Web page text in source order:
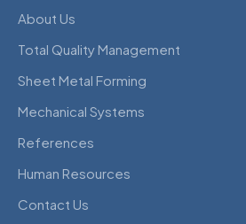
About Us
Total Quality Management
Sheet Metal Forming
Mechanical Systems
References
Human Resources
Contact Us